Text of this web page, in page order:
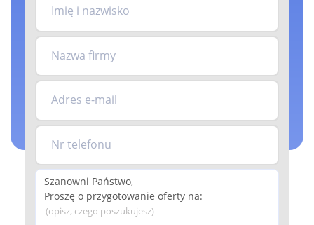
Imię i nazwisko
Nazwa firmy
Adres e-mail
Nr telefonu
(opisz, czego poszukujesz)